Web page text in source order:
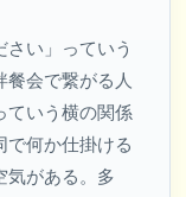
い」っていう
餐会で繋がる人
ていう横の関係
で何か仕掛ける
気がある。多